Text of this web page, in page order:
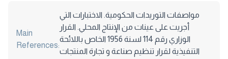
Main
References:
مواصفات التوريدات الحكومية. الاختبارات التي
أجريت على عينات من الإنتاج المحلي. القرار
الوزاري رقم 114 لسنة 1956 الخاص باللائحة
التنفيذية لقرار تنظيم صناعة و تجارة المنتجات